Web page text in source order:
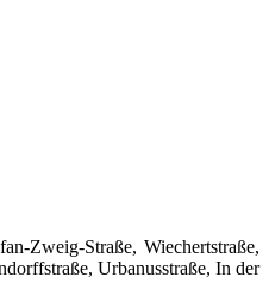
Zweig-Straße, Wiechertstraße,
Urbanusstraße, In der